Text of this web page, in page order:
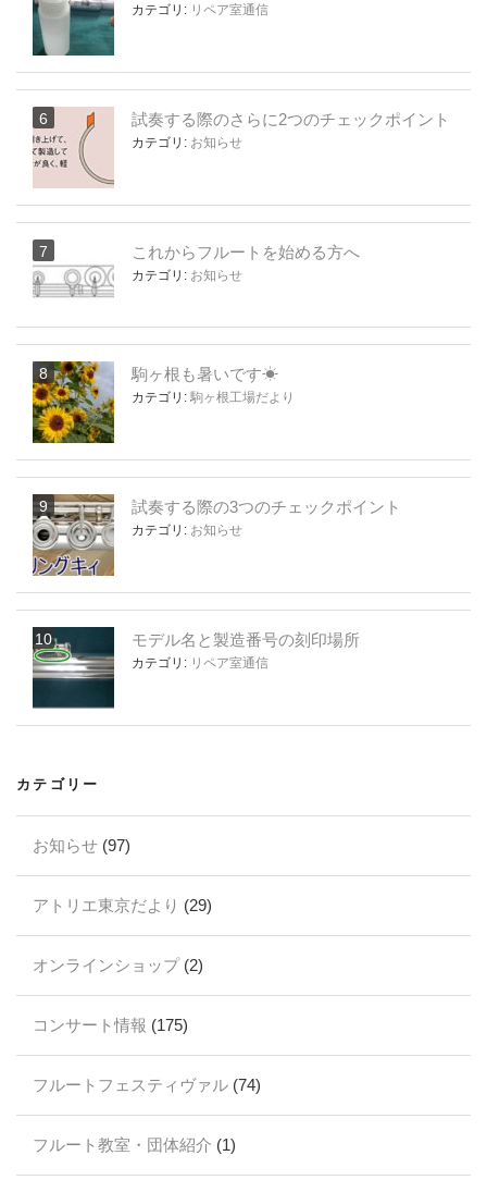
カテゴリ: リペア室通信
試奏する際のさらに2つのチェックポイント
カテゴリ: お知らせ
これからフルートを始める方へ
カテゴリ: お知らせ
駒ヶ根も暑いです☀
カテゴリ: 駒ヶ根工場だより
試奏する際の3つのチェックポイント
カテゴリ: お知らせ
モデル名と製造番号の刻印場所
カテゴリ: リペア室通信
カテゴリー
お知らせ (97)
アトリエ東京だより (29)
オンラインショップ(2)
コンサート情報 (175)
フルートフェスティヴァル (74)
フルート教室・団体紹介 (1)